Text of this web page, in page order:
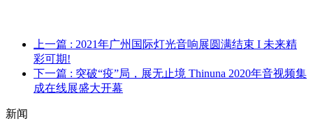
上一篇 : 2021年广州国际灯光音响展圆满结束 I 未来精
彩可期!
下一篇 : 突破“疫”局，展无止境 Thinuna 2020年音视频集
成在线展盛大开幕
新闻